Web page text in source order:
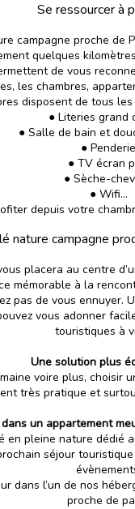
Se ressourcer à
campagne proche
quelques
de vous
les chambres,
disposent de tous
● Literies grand
● Salle de bain et
● Penderie
● TV écran
● Sèche-
● Wifi…
depuis votre
nature campagne
placera au centre
mémorable à la
pas de vous
vous adonner
touristiques à
Une solution plus
voire plus,
très pratique et
un appartement
pleine nature
séjour
dans l’un de nos
proche de